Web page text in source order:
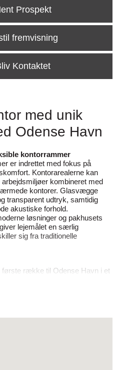
med unik
Odense Havn
kontorrammer
er indrettet med fokus på
Kontorarealerne kan
kombineret med
kontorer. Glasvægge
transparent udtryk, samtidig
akustiske forhold.
løsninger og pakhusets
lejemålet en særlig
sig fra traditionelle
første række til Odense Havn i et
og gode forbindelser til offentlig
muligheder og et
Prospekt
fremvisning
Kontaktet